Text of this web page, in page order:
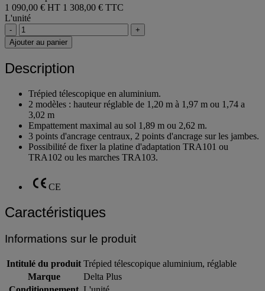
1 090,00 € HT 1 308,00 € TTC
L'unité
-
+
Ajouter au panier
Description
Trépied télescopique en aluminium.
2 modèles : hauteur réglable de 1,20 m à 1,97 m ou 1,74 a
3,02 m
Empattement maximal au sol 1,89 m ou 2,62 m.
3 points d'ancrage centraux, 2 points d'ancrage sur les jambes.
Possibilité de fixer la platine d'adaptation TRA101 ou
TRA102 ou les marches TRA103.
CE
Caractéristiques
Informations sur le produit
Intitulé du produit Trépied télescopique aluminium, réglable
Marque
Delta Plus